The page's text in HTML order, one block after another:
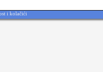
i kolačići